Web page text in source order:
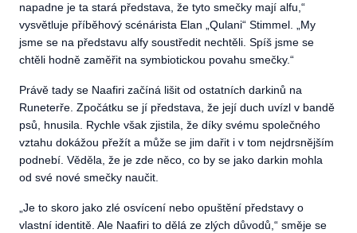
napadne je ta stará představa, že tyto smečky mají alfu,“
vysvětluje příběhový scénárista Elan „Qulani“ Stimmel. „My
jsme se na představu alfy soustředit nechtěli. Spíš jsme se
chtěli hodně zaměřit na symbiotickou povahu smečky.“
Právě tady se Naafiri začíná lišit od ostatních darkinů na
Runeterře. Zpočátku se jí představa, že její duch uvízl v bandě
psů, hnusila. Rychle však zjistila, že díky svému společného
vztahu dokážou přežít a může se jim dařit i v tom nejdrsnějším
podnebí. Věděla, že je zde něco, co by se jako darkin mohla
od své nové smečky naučit.
„Je to skoro jako zlé osvícení nebo opuštění představy o
vlastní identitě. Ale Naafiri to dělá ze zlých důvodů,“ směje se